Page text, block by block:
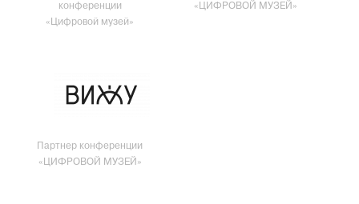
конференции
«Цифровой музей»
«ЦИФРОВОЙ МУЗЕЙ»
Партнер конференции
«ЦИФРОВОЙ МУЗЕЙ»